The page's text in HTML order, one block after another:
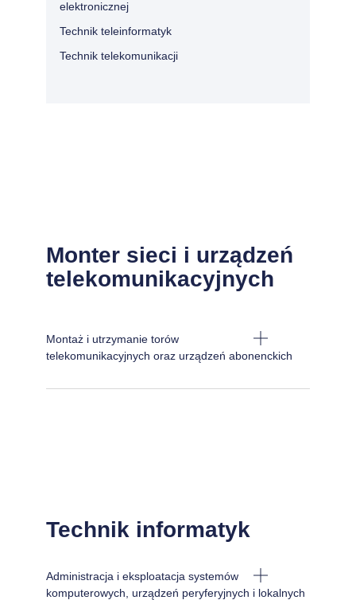
elektronicznej
Technik teleinformatyk
Technik telekomunikacji
Monter sieci i urządzeń
telekomunikacyjnych
Montaż i utrzymanie torów
telekomunikacyjnych oraz urządzeń abonenckich
Technik informatyk
Administracja i eksploatacja systemów
komputerowych, urządzeń peryferyjnych i lokalnych